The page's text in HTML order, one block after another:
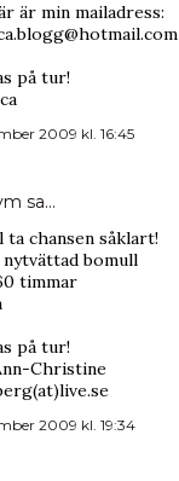
är min mailadress:
på tur!
2009 kl. 16:45
sa…
ta chansen såklart!
nytvättad bomull
timmar
på tur!
Christine
2009 kl. 19:34